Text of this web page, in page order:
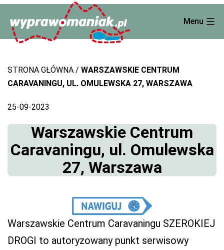
content
Menu
STRONA GŁÓWNA
WARSZAWSKIE CENTRUM
CARAVANINGU, UL. OMULEWSKA 27, WARSZAWA
25-09-2023
Warszawskie Centrum
Caravaningu, ul. Omulewska
27, Warszawa
Warszawskie Centrum Caravaningu SZEROKIEJ
DROGI to autoryzowany punkt serwisowy